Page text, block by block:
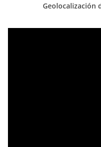
Geolocalización